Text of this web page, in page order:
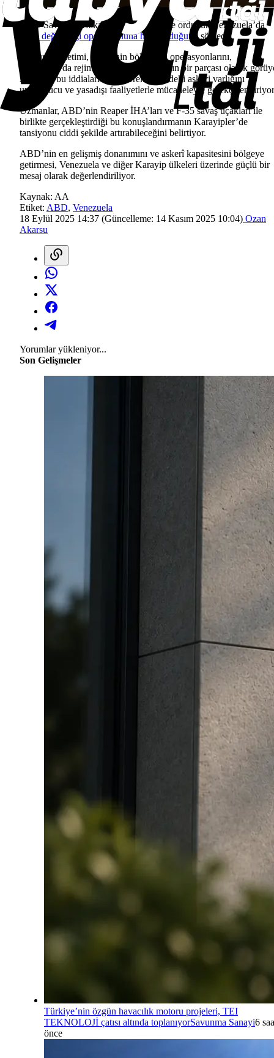
ABD Savunma Bakanı Pete Hegseth ise ordunun Venezuela’da
rejim değişikliği operasyonuna hazır olduğunusöyledi.
Maduro yönetimi, ABD’nin bölgedeki operasyonlarını,
Venezuela’da rejim değişikliği planlarının bir parçası olarak
ABD ise bu iddiaları reddederek bölgedeki askeri varlığını
uyuşturucu ve yasadışı faaliyetlerle mücadeleyle
Uzmanlar, ABD’nin Reaper İHA’ları ve F-35 savaş uçakları ile
birlikte gerçekleştirdiği bu konuşlandırmanın Karayipler’de
tansiyonu ciddi şekilde artırabileceğini belirtiyor.
ABD’nin en gelişmiş donanımını ve askerî kapasitesini bölgeye
getirmesi, Venezuela ve diğer Karayip ülkeleri üzerinde güçlü bir
mesaj olarak değerlendiriliyor.
Kaynak: AA
Etiket: ABD, Venezuela
18 Eylül 2025 14:37 (Güncelleme: 14 Kasım 2025 10:04) Ozan
Akarsu
Yorumlar yükleniyor...
Son Gelişmeler
Türkiye’nin özgün havacılık motoru projeleri, TEI
TEKNOLOJİ çatısı altında toplanıyorSavunma Sanayi6
önce